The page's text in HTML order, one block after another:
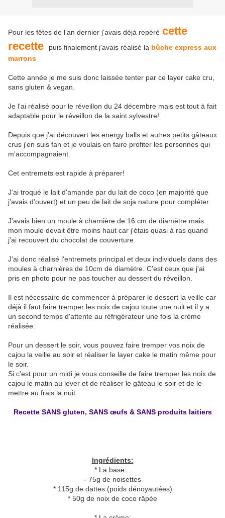
Pour les fêtes de l'an dernier j'avais déjà repéré cette
recette
puis finalement j'avais réalisé la bûche express aux
marrons
Cette année je me suis donc laissée tenter par ce layer cake cru,
sans gluten & vegan.
Je l'ai réalisé pour le réveillon du 24 décembre mais est tout à fait
adaptable pour le réveillon de la saint sylvestre!
Depuis que j'ai découvert les energy balls et autres petits gâteaux
crus j'en suis fan et je voulais en faire profiter les personnes qui
m'accompagnaient.
Cet entremets est rapide à préparer!
J'ai troqué le lait d'amande par du lait de coco (en majorité que
j'avais d'ouvert) et un peu de lait de soja nature pour compléter.
J'avais bien un moule à charnière de 16 cm de diamètre mais
mon moule devait être moins haut car j'étais quasi à ras quand
j'ai recouvert du chocolat de couverture.
J'ai donc réalisé l'entremets principal et deux individuels dans des
moules à charnières de 10cm de diamètre. C'est ceux que j'ai
pris en photo pour ne pas toucher au dessert du réveillon.
Il est nécessaire de commencer à préparer le dessert la veille car
déjà il faut faire tremper les noix de cajou toute une nuit et il y a
un second temps d'attente au réfrigérateur une fois la crème
réalisée.
Pour un dessert le soir, vous pouvez faire tremper vos noix de
cajou la veille au soir et réaliser le layer cake le matin même pour
le soir.
Si c'est pour un midi je vous conseille de faire tremper les noix de
cajou le matin au lever et de réaliser le gâteau le soir et de le
mettre au frais la nuit.
Recette SANS gluten, SANS œufs& SANS produits laitiers
Ingrédients:
* La base:
- 75g de noisettes
* 115g de dattes (poids dénoyautées)
* 50g de noix de coco râpée